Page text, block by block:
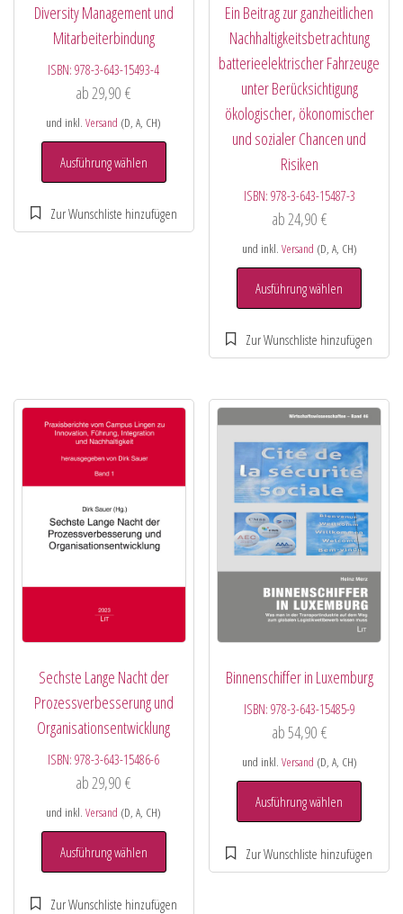
Diversity Management und
Mitarbeiterbindung
ISBN:978-3-643-15493-4
ab29,90€
und inkl.Versand (D, A, CH)
Ausführung wählen
Ein Beitrag zur ganzheitlichen
Nachhaltigkeitsbetrachtung
batterieelektrischer Fahrzeuge
unter Berücksichtigung
ökologischer, ökonomischer
und sozialer Chancen und
Risiken
ISBN: 978-3-643-15487-3
ab24,90 €
und inkl. Versand (D, A, CH)
Ausführung wählen
Sechste Lange Nacht der
Prozessverbesserung und
Organisationsentwicklung
ISBN:978-3-643-15486-6
ab29,90€
und inkl.Versand (D, A, CH)
Ausführung wählen
Binnenschiffer in Luxemburg
ISBN: 978-3-643-15485-9
ab54,90 €
und inkl. Versand (D, A, CH)
Ausführung wählen